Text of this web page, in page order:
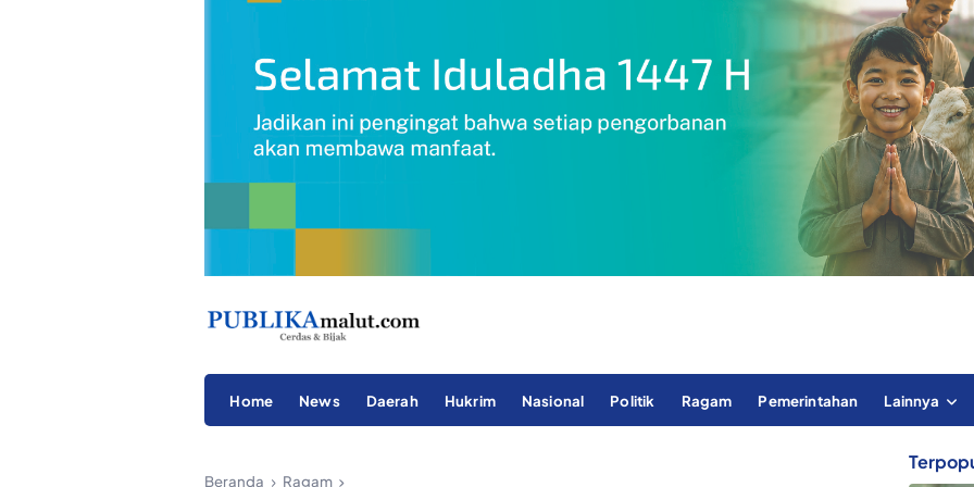
Home News Daerah Hukrim Nasional Politik Ragam Pemerintahan Lainnya
Beranda Ragam